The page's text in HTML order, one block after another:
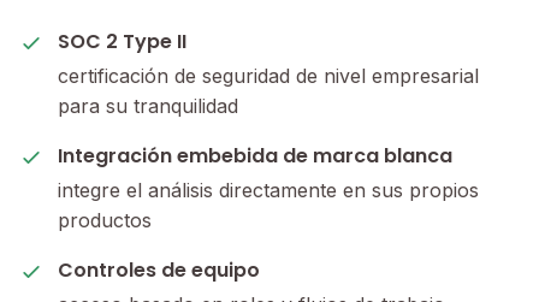
SOC 2 Type II
certificación de seguridad de nivel empresarial
para su tranquilidad
Integración embebida de marca blanca
integre el análisis directamente en sus propios
productos
Controles de equipo